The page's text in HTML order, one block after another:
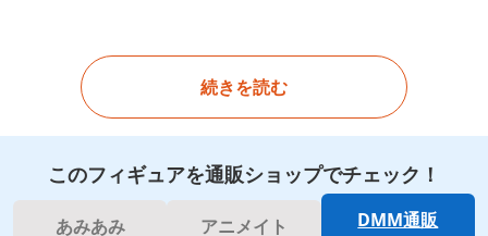
続きを読む
このフィギュアを通販ショップでチェック！
あみあみ アニメイト DMM通販